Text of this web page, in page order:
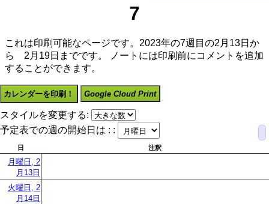
7
これは印刷可能なページです。2023年の7週目の2月13日か
ら 2月19日までです。 ノートには印刷前にコメントを追加
することができます。
カレンダーを印刷！ Google Cloud Print
スタイルを変更する:
予定表での週の開始日は : :
日 注釈
月曜日, 2
月13日
火曜日, 2
月14日